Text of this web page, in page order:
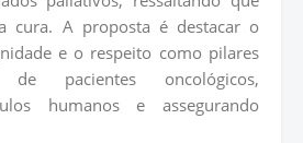
cura. A proposta é destacar o
e o respeito como pilares
pacientes oncológicos,
humanos e assegurando